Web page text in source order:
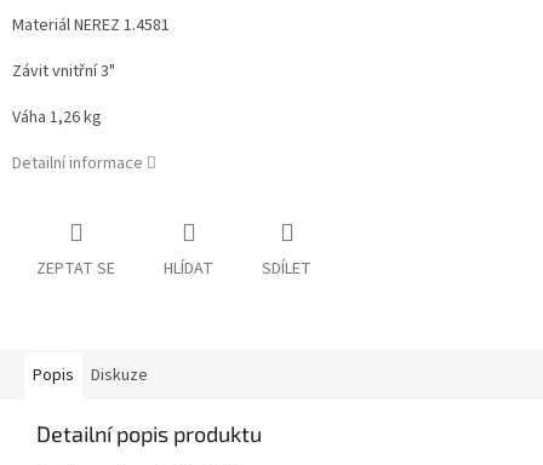
Materiál NEREZ 1.4581
Závit vnitřní 3"
Váha 1,26 kg
Detailní informace
ZEPTAT SE HLÍDAT SDÍLET
Popis Diskuze
Detailní popis produktu